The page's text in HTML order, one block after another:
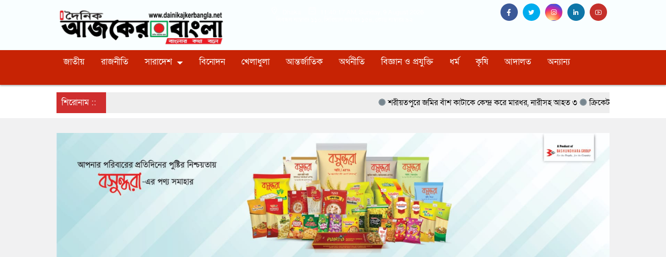
জাতীয় রাজনীতি সারাদেশ বিনোদন খেলাধুলা আন্তর্জাতিক অর্থনীতি বিজ্ঞান ও প্রযুক্তি ধর্ম কৃষি আদালত অন্যান্য
শিরোনাম :: শরীয়তপুরে জমির বাঁশ কাটাকে কেন্দ্র করে মারধর, নারীসহ আহত ৩ ক্রিকেট তারকার সঙ্গে অভিনেত্রীর প্রেমের গুঞ্জন